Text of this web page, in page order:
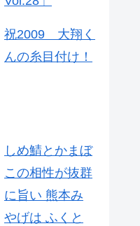
祝2009 大翔く
んの糸目付け！
しめ鯖とかまぼ
この相性が抜群
に旨い 熊本み
やげは ふくと